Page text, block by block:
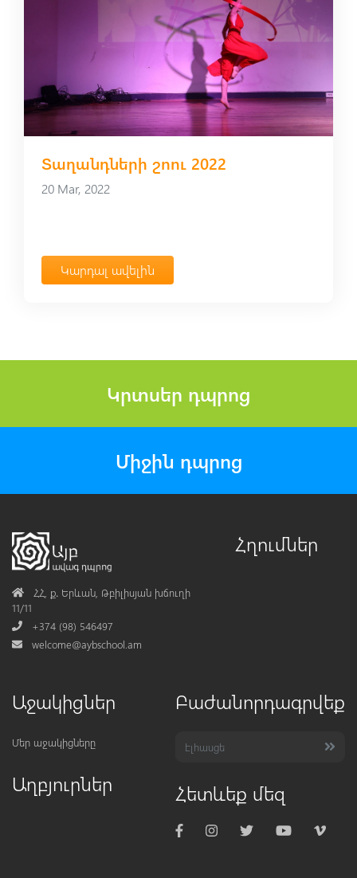
Տաղանդների շոու 2022
20 Mar, 2022
Կարդալ ավելին
Կրտսեր դպրոց
Միջին դպրոց
AddressՀՀ, ք․ Երևան, Թբիլիսյան խճուղի
11/11
Phone+374 (98) 546497
Mail
welcome@aybschool.am
Հղումներ
Աջակիցներ
Մեր աջակիցները
Աղբյուրներ
Բաժանորդագրվեք
Հետևեք մեզ